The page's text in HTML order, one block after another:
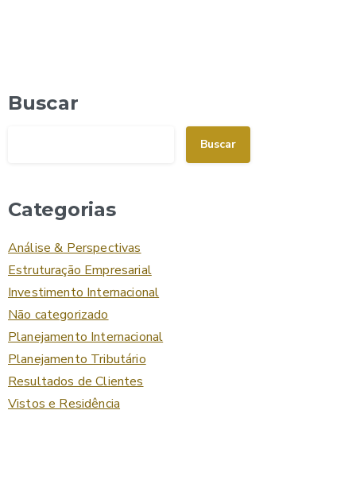
Buscar
Buscar
Categorias
Análise & Perspectivas
Estruturação Empresarial
Investimento Internacional
Não categorizado
Planejamento Internacional
Planejamento Tributário
Resultados de Clientes
Vistos e Residência